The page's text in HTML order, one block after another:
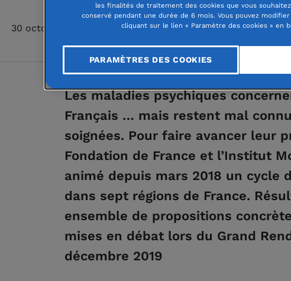
30 octobre 2019
Les maladies psychiques
Français … mais restent mal
soignées. Pour faire avancer leur
Fondation de France et l’Institut
animé depuis mars 2018 un cycle
dans sept régions de France.
ensemble de propositions
mises en débat lors du Grand
décembre 2019
les finalités de traitement des cookies que vous
conservé pendant une durée de 6 mois. Vous pouvez
cliquant sur le lien « Paramètre des cookies » en
PARAMÈTRES DES COOKIES